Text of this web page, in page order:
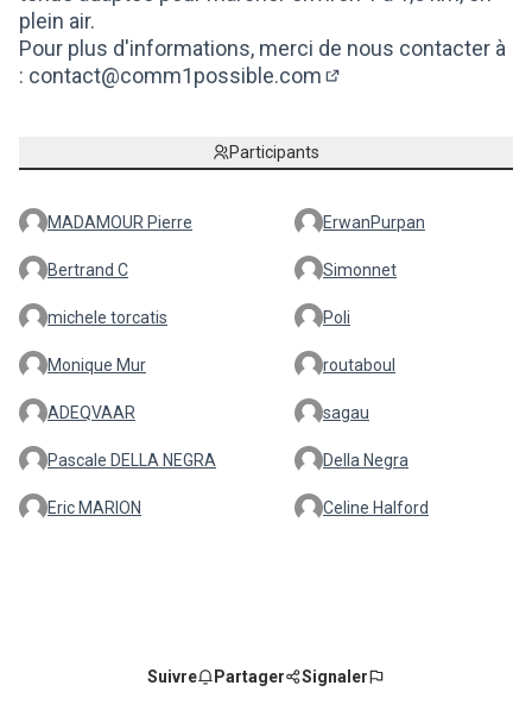
plein air.
Pour plus d'informations, merci de nous contacter à
: contact@comm1possible.com
Participants
MADAMOUR Pierre ErwanPurpan
Bertrand C Simonnet
michele torcatis Poli
Monique Mur routaboul
ADEQVAAR sagau
Pascale DELLA NEGRA Della Negra
Eric MARION Celine Halford
Suivre Partager Signaler